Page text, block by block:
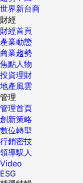
世界新台商
財經
財經首頁
產業動態
商業趨勢
焦點人物
投資理財
地產風雲
管理
管理首頁
創新策略
數位轉型
行銷密技
領導馭人
Video
ESG